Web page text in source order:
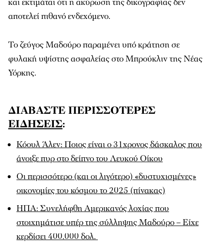
και εκτιμάται ότι η ακύρωση της δικογραφίας δεν
αποτελεί πιθανό ενδεχόμενο.
Το ζεύγος Μαδούρο παραμένει υπό κράτηση σε
φυλακή υψίστης ασφαλείας στο Μπρούκλιν της Νέας
Υόρκης.
ΔΙΑΒΑΣΤΕ ΠΕΡΙΣΣΟΤΕΡΕΣ
ΕΙΔΗΣΕΙΣ:
Κόουλ Άλεν: Ποιος είναι ο 31χρονος δάσκαλος που
άνοιξε πυρ στο δείπνο του Λευκού Οίκου
Οι περισσότερο (και οι λιγότερο) «δυστυχισμένες»
οικονομίες του κόσμου το 2025 (πίνακας)
ΗΠΑ: Συνελήφθη Αμερικανός λοχίας που
στοιχημάτισε υπέρ της σύλληψης Μαδούρο – Είχε
κερδίσει 400.000 δολ.